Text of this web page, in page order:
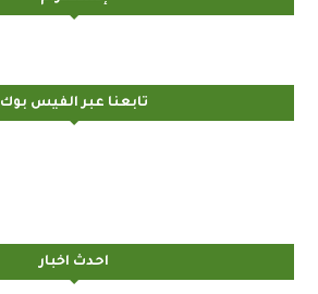
تابعنا عبر الفيس بوك
احدث اخبار